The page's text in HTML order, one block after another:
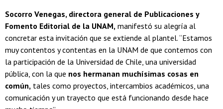
Socorro Venegas, directora general de Publicaciones y
Fomento Editorial de la UNAM, manifestó su alegría al
concretar esta invitación que se extiende al plantel. “Estamos
muy contentos y contentas en la UNAM de que contemos con
la participación de la Universidad de Chile, una universidad
pública, con la que nos hermanan muchísimas cosas en
común, tales como proyectos, intercambios académicos, una
comunicación y un trayecto que está funcionando desde hace